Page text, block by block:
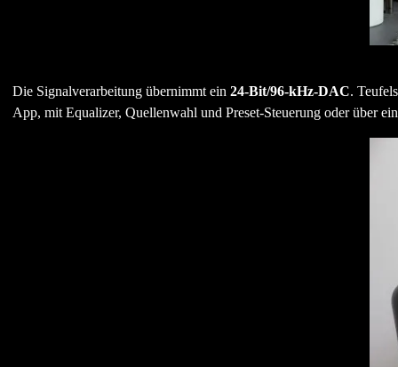
Die Signalverarbeitung übernimmt ein 24-Bit/96-kHz-DAC.
App, mit Equalizer, Quellenwahl und Preset-Steuerung oder über